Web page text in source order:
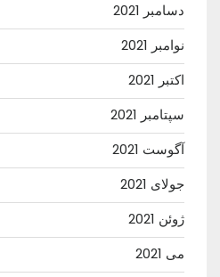
دسامبر 2021
نوامبر 2021
اکتبر 2021
سپتامبر 2021
آگوست 2021
جولای 2021
ژوئن 2021
می 2021